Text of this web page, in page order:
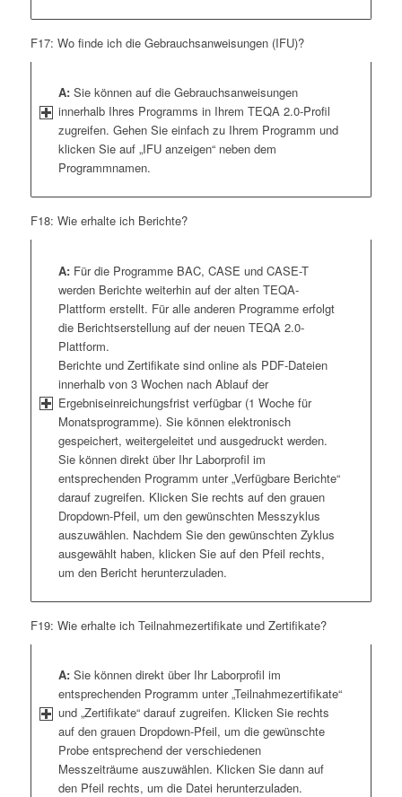
F17: Wo finde ich die Gebrauchsanweisungen (IFU)?
A:Sie können auf die Gebrauchsanweisungen
innerhalb Ihres Programms in Ihrem TEQA 2.0-Profil
zugreifen. Gehen Sie einfach zu Ihrem Programm und
klicken Sie auf „IFU anzeigen“ neben dem
Programmnamen.
F18: Wie erhalte ich Berichte?
A:Für die Programme BAC, CASE und CASE-T
werden Berichte weiterhin auf der alten TEQA-
Plattform erstellt. Für alle anderen Programme erfolgt
die Berichtserstellung auf der neuen TEQA 2.0-
Plattform.
Berichte und Zertifikate sind online als PDF-Dateien
innerhalb von 3 Wochen nach Ablauf der
Ergebniseinreichungsfrist verfügbar (1 Woche für
Monatsprogramme). Sie können elektronisch
gespeichert, weitergeleitet und ausgedruckt werden.
Sie können direkt über Ihr Laborprofil im
entsprechenden Programm unter „Verfügbare Berichte“
darauf zugreifen. Klicken Sie rechts auf den grauen
Dropdown-Pfeil, um den gewünschten Messzyklus
auszuwählen. Nachdem Sie den gewünschten Zyklus
ausgewählt haben, klicken Sie auf den Pfeil rechts,
um den Bericht herunterzuladen.
F19: Wie erhalte ich Teilnahmezertifikate und Zertifikate?
A:Sie können direkt über Ihr Laborprofil im
entsprechenden Programm unter „Teilnahmezertifikate“
und „Zertifikate“ darauf zugreifen. Klicken Sie rechts
auf den grauen Dropdown-Pfeil, um die gewünschte
Probe entsprechend der verschiedenen
Messzeiträume auszuwählen. Klicken Sie dann auf
den Pfeil rechts, um die Datei herunterzuladen.